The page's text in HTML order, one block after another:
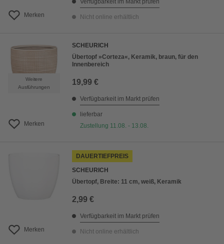
Merken
Verfügbarkeit im Markt prüfen
Nicht online erhältlich
Weitere
Ausführungen
Merken
SCHEURICH
Übertopf »Corteza«, Keramik, braun, für den
Innenbereich
19,99 €
Verfügbarkeit im Markt prüfen
lieferbar
Zustellung 11.08. - 13.08.
Merken
DAUERTIEFPREIS
SCHEURICH
Übertopf, Breite: 11 cm, weiß, Keramik
2,99 €
Verfügbarkeit im Markt prüfen
Nicht online erhältlich